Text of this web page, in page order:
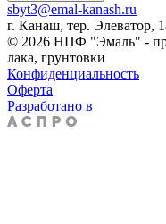
sbyt3@emal-kanash.ru
г. Канаш, тер. Элеватор,
© 2026 НПФ "Эмаль" -
лака, грунтовки
Конфиденциальность
Оферта
Разработано в